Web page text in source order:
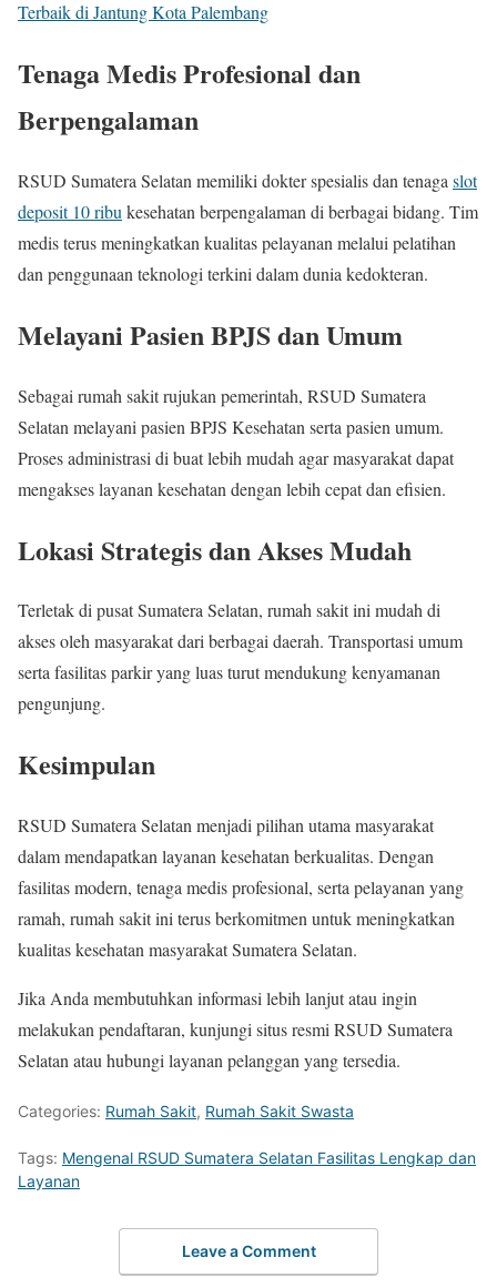
Terbaik di Jantung Kota Palembang
Tenaga Medis Profesional dan
Berpengalaman
RSUD Sumatera Selatan memiliki dokter spesialis dan tenaga slot
deposit 10 ribu kesehatan berpengalaman di berbagai bidang. Tim
medis terus meningkatkan kualitas pelayanan melalui pelatihan
dan penggunaan teknologi terkini dalam dunia kedokteran.
Melayani Pasien BPJS dan Umum
Sebagai rumah sakit rujukan pemerintah, RSUD Sumatera
Selatan melayani pasien BPJS Kesehatan serta pasien umum.
Proses administrasi di buat lebih mudah agar masyarakat dapat
mengakses layanan kesehatan dengan lebih cepat dan efisien.
Lokasi Strategis dan Akses Mudah
Terletak di pusat Sumatera Selatan, rumah sakit ini mudah di
akses oleh masyarakat dari berbagai daerah. Transportasi umum
serta fasilitas parkir yang luas turut mendukung kenyamanan
pengunjung.
Kesimpulan
RSUD Sumatera Selatan menjadi pilihan utama masyarakat
dalam mendapatkan layanan kesehatan berkualitas. Dengan
fasilitas modern, tenaga medis profesional, serta pelayanan yang
ramah, rumah sakit ini terus berkomitmen untuk meningkatkan
kualitas kesehatan masyarakat Sumatera Selatan.
Jika Anda membutuhkan informasi lebih lanjut atau ingin
melakukan pendaftaran, kunjungi situs resmi RSUD Sumatera
Selatan atau hubungi layanan pelanggan yang tersedia.
Categories: Rumah Sakit, Rumah Sakit Swasta
Tags: Mengenal RSUD Sumatera Selatan Fasilitas Lengkap dan
Layanan
Leave a Comment